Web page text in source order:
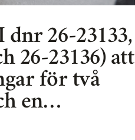
dnr 26-23133,
26-23136) att
för två
en…